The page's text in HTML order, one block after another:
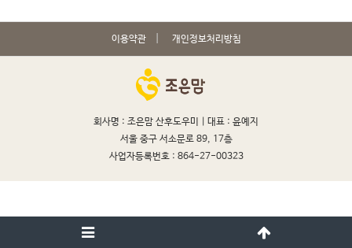
이용약관 개인정보처리방침
회사명 : 조은맘 산후도우미 | 대표 : 윤예지
서울 중구 서소문로 89, 17층
사업자등록번호 : 864-27-00323